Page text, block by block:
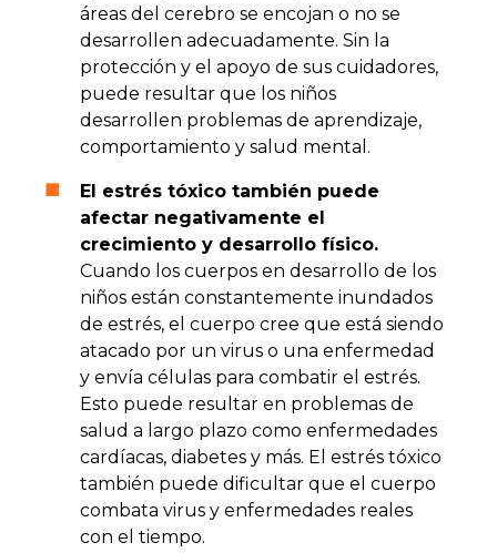
áreas del cerebro se encojan o no se
desarrollen adecuadamente. Sin la
protección y el apoyo de sus cuidadores,
puede resultar que los niños
desarrollen problemas de aprendizaje,
comportamiento y salud mental.
El estrés tóxico también puede
afectar negativamente el
crecimiento y desarrollo físico.
Cuando los cuerpos en desarrollo de los
niños están constantemente inundados
de estrés, el cuerpo cree que está siendo
atacado por un virus o una enfermedad
y envía células para combatir el estrés.
Esto puede resultar en problemas de
salud a largo plazo como enfermedades
cardíacas, diabetes y más. El estrés tóxico
también puede dificultar que el cuerpo
combata virus y enfermedades reales
con el tiempo.